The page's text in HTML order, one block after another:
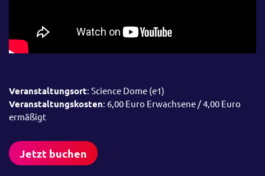
Veranstaltungsort: Science Dome (e1)
Veranstaltungskosten: 6,00 Euro Erwachsene / 4,00 Euro
ermäßigt
Jetzt buchen